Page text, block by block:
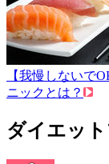
【我慢しないで
ニックとは？
ダイエッ